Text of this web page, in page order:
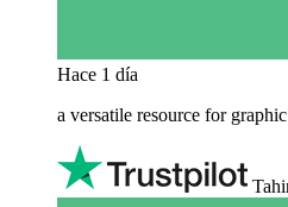
Hace 1 día
a versatile resource for